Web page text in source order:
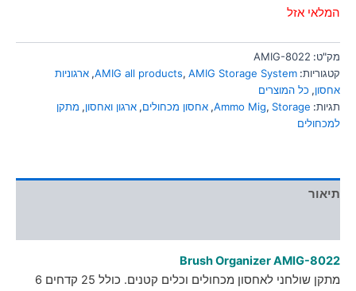
font_download
לאפס
כל
cached
המלאי אזל
מק"ט: AMIG-8022
קטגוריות:
AMIG all products, AMIG Storage System
, ארגוניות
אחסון, כל המוצרים
תגיות:
Ammo Mig, Storage
, אחסון מכחולים, ארגון ואחסון, מתקן
למכחולים
תיאור
Brush Organizer AMIG-8022
מתקן שולחני לאחסון מכחולים וכלים קטנים. כולל 25 קדחים 6